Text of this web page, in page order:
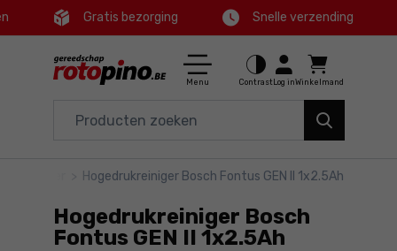
Ctrl
Hoofdmenu
Productinformatie
Gedetailleerde informatie
Voettekst
Gratis bezorging Snelle verzending
Menu Contrast Log inWinkelmand
Huis en tuin
Aanbiedingen
Hogedrukreiniger Bosch Fontus GEN II 1x2.5Ah
Hogedrukreiniger Bosch
Fontus GEN II 1x2.5Ah